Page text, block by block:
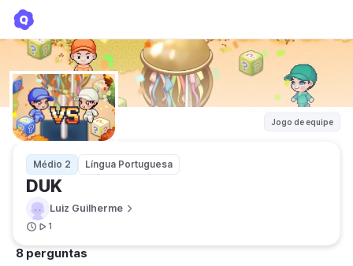
Jogo de equipe
Médio 2 Língua Portuguesa
DUK
Luiz Guilherme
1
8 perguntas